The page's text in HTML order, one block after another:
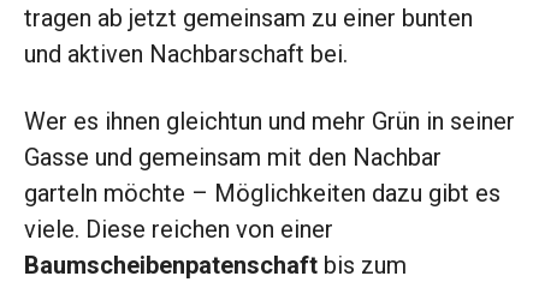
tragen ab jetzt gemeinsam zu einer bunten
und aktiven Nachbarschaft bei.
Wer es ihnen gleichtun und mehr Grün in seiner
Gasse und gemeinsam mit den Nachbar
garteln möchte – Möglichkeiten dazu gibt es
viele. Diese reichen von einer
Baumscheibenpatenschaft bis zum